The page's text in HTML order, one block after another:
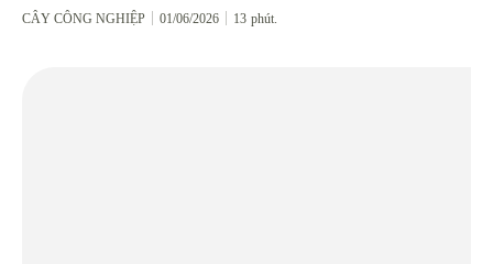
CÂY CÔNG NGHIỆP 01/06/2026 13 phút.